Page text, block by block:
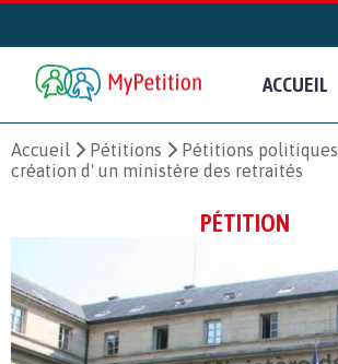
ACCUEIL
Accueil Pétitions Pétitions politiques
création d' un ministère des retraités
PÉTITION